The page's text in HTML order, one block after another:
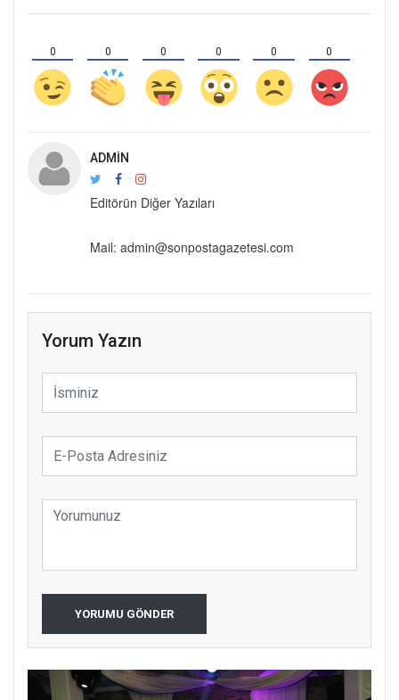
0 0 0 0 0 0
ADMIN
Editörün Diğer Yazıları
Mail: admin@sonpostagazetesi.com
Yorum Yazın
YORUMU GÖNDER